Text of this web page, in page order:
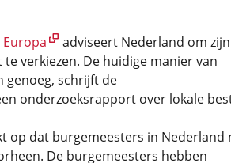
Europa
adviseert Nederland om zijn
verkiezen. De huidige manier van
genoeg, schrijft de
onderzoeksrapport over lokale
op dat burgemeesters in Nederland
De burgemeesters hebben